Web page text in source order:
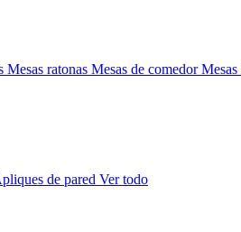
Mesas ratonas Mesas de comedor
de pared Ver todo